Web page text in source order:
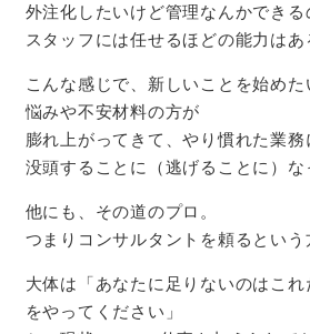
外注化したいけど管理なんかできる
スタッフには任せるほどの能力はあ
こんな感じで、新しいことを始めた
悩みや不安材料の方が
膨れ上がってきて、やり慣れた業務
没頭することに（逃げることに）な
他にも、その道のプロ。
つまりコンサルタントを頼るという
大体は「あなたに足りないのはこ
をやってください」